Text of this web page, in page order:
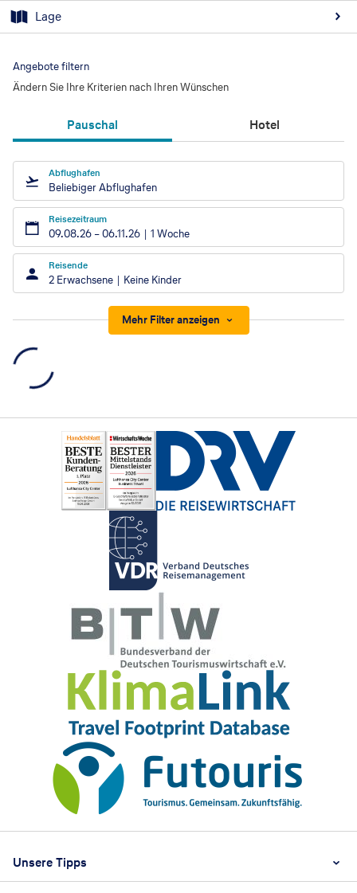
Lage
Angebote filtern
Ändern Sie Ihre Kriterien nach Ihren Wünschen
Pauschal Hotel
Abflughafen
Beliebiger Abflughafen
Reisezeitraum
09.08.26 –06.11.26 1 Woche
Reisende
2 Erwachsene Keine Kinder
Mehr Filter anzeigen
Unsere Tipps